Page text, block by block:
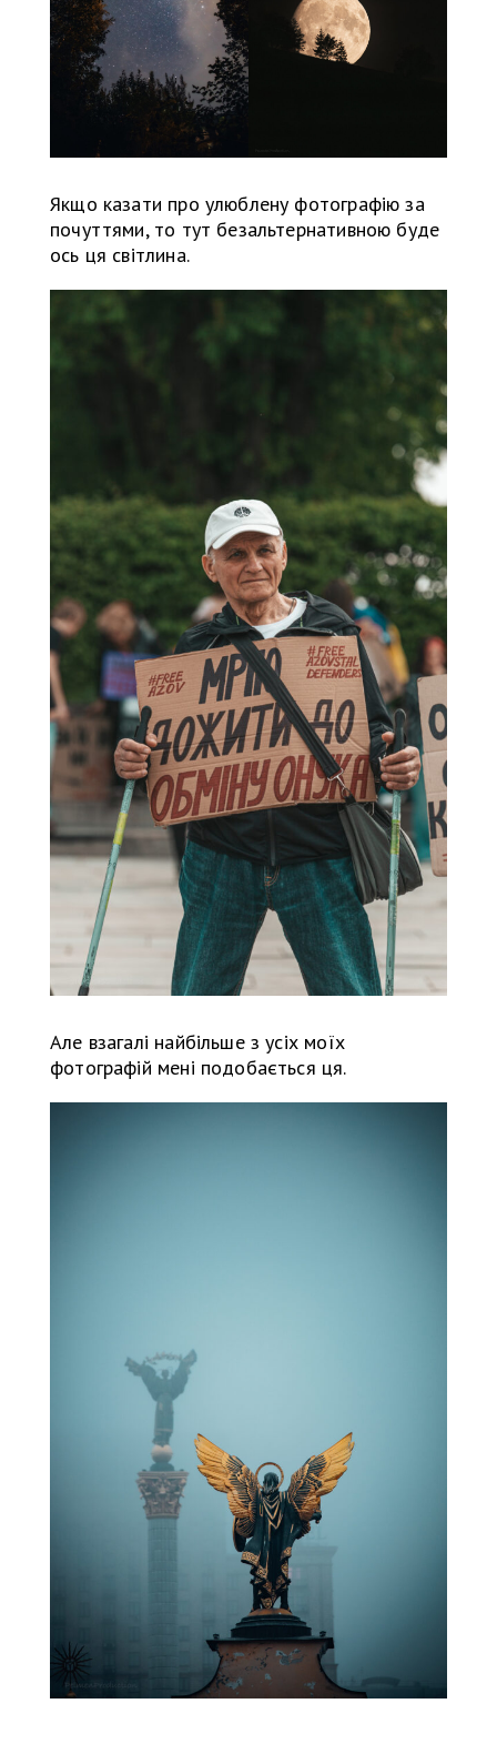
Якщо казати про улюблену фотографію за
почуттями, то тут безальтернативною буде
ось ця світлина.
Але взагалі найбільше з усіх моїх
фотографій мені подобається ця.